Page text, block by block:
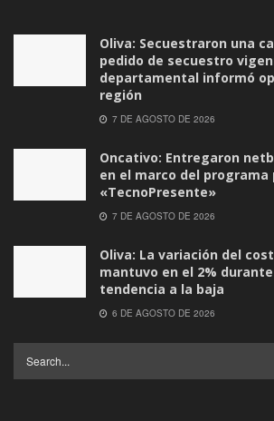
Oliva: Secuestraron una
pedido de secuestro
departamental informó
región
7 DE AGOSTO DE 2026
Oncativo: Entregaron
en el marco del programa
«TecnoPresente»
7 DE AGOSTO DE 2026
Oliva: La variación del
mantuvo en el 2%
tendencia a la baja
6 DE AGOSTO DE 2026